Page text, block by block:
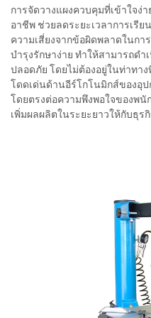
การจัดวางแผงควบคุมที่เข้าใจง่
อาชีพ ช่วยลดระยะเวลาการเรี
ความเสี่ยงจากข้อผิดพลาดในกา
บำรุงรักษาง่าย ทำให้สามารถด
ปลอดภัย โดยไม่ต้องอยู่ในท่าทา
โดดเด่นด้านอีร์โกโนมิกส์ของอุ
โดยตรงต่อความพึงพอใจของพนั
เพิ่มผลผลิตในระยะยาวให้กับธุร